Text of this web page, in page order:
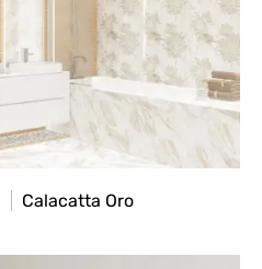
Calacatta Oro